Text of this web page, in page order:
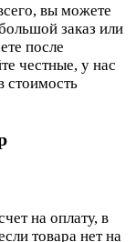
вы можете
заказ или
после
честные, у нас
стоимость
на оплату, в
товара нет на